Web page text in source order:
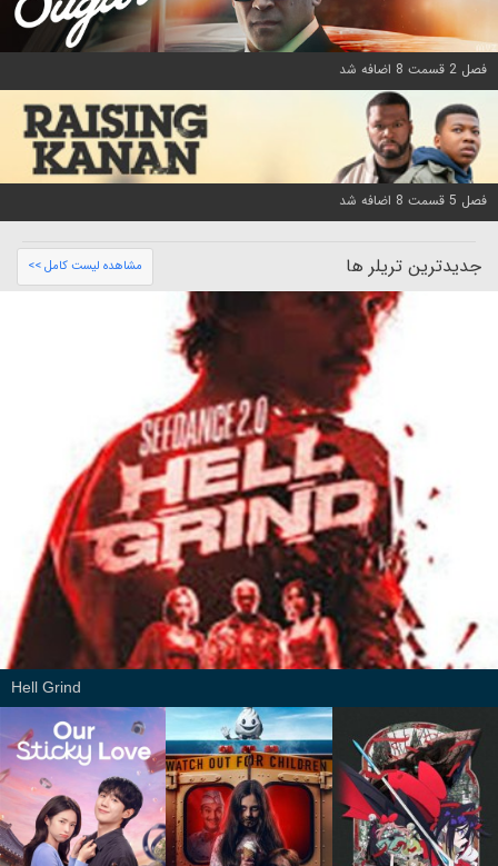
فصل 2 قسمت 8 اضافه شد
فصل 5 قسمت 8 اضافه شد
جدیدترین تریلر ها مشاهده لیست کامل >>
Hell Grind